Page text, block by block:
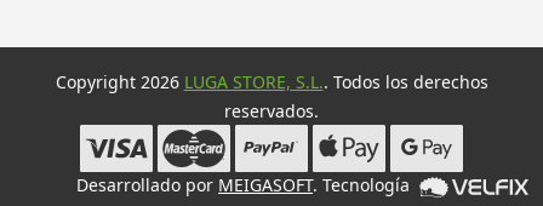
Copyright 2026 LUGA STORE, S.L.. Todos los derechos
reservados.
Desarrollado por MEIGASOFT. Tecnología